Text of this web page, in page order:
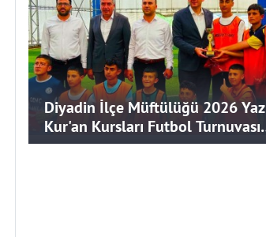
Diyadin İlçe Müftülüğü 2026 Yaz
Kur'an Kursları Futbol Turnuvası
Tamamlandı